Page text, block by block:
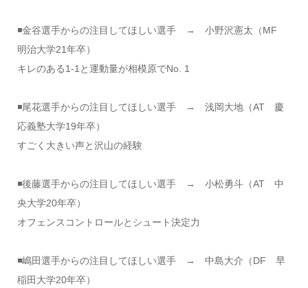
◾️金谷選手からの注目してほしい選手 → 小野沢憲太（MF
明治大学21年卒）
キレのある1-1と運動量が相模原でNo. 1
◾️尾花選手からの注目してほしい選手 → 浅岡大地（AT 慶
応義塾大学19年卒）
すごく大きい声と沢山の経験
◾️後藤選手からの注目してほしい選手 → 小松勇斗（AT 中
央大学20年卒）
オフェンスコントロールとシュート決定力
◾️嶋田選手からの注目してほしい選手 → 中島大介（DF 早
稲田大学20年卒）